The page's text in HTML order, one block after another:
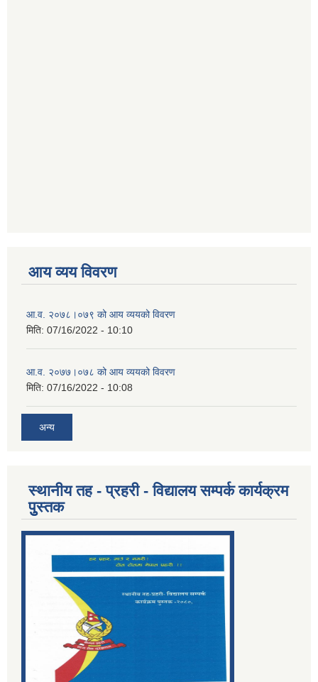
आय व्यय विवरण
आ.व. २०७८।०७९ को आय व्ययको विवरण
मिति: 07/16/2022 - 10:10
आ.व. २०७७।०७८ को आय व्ययको विवरण
मिति: 07/16/2022 - 10:08
अन्य
स्थानीय तह - प्रहरी - विद्यालय सम्पर्क कार्यक्रम
पुुस्तक